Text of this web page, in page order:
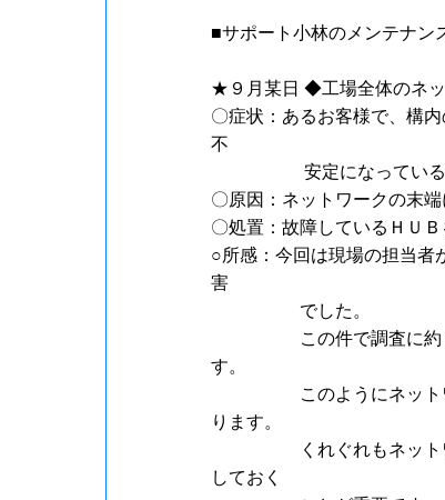
■サポート小林のメンテナ
★９月某日 ◆工場全体のネ
〇症状：あるお客様で、構
不
安定になっているので
〇原因：ネットワークの末
〇処置：故障しているＨＵＢ
○所感：今回は現場の担当者
害
でした。
この件で調査に約１日
す。
このようにネットワー
ります。
くれぐれもネットワー
しておく